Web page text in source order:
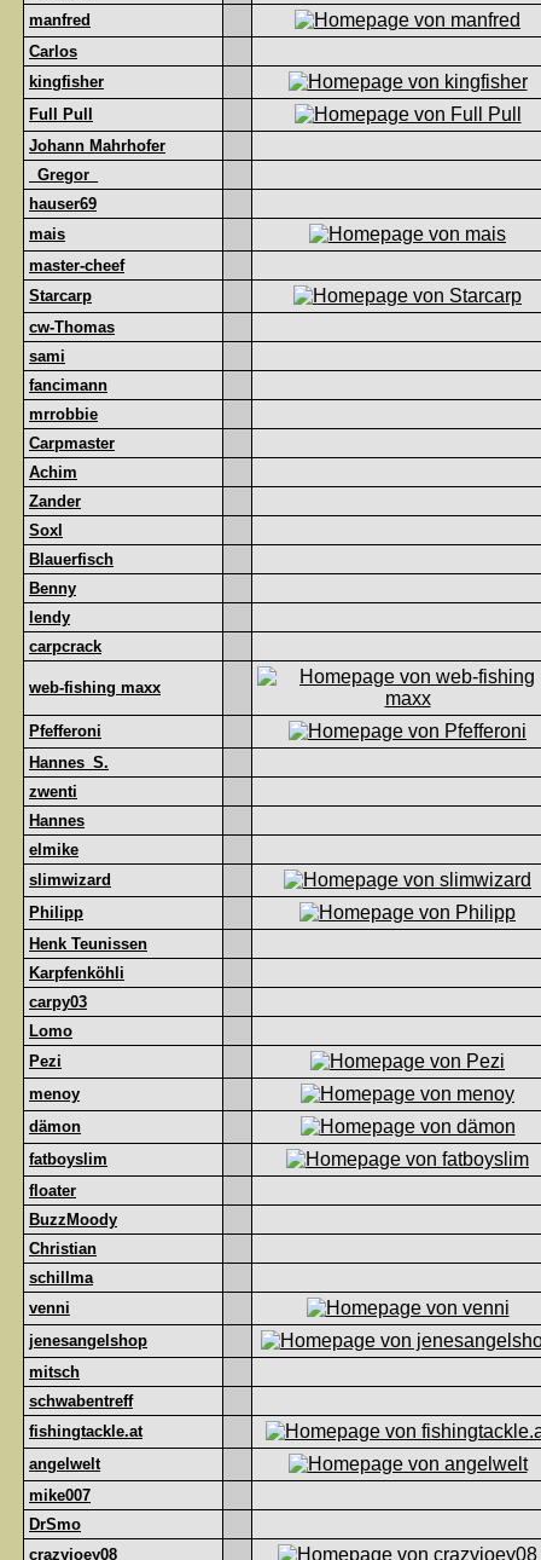
manfred
Carlos
kingfisher
Full Pull
Johann Mahrhofer
_Gregor_
hauser69
mais
master-cheef
Starcarp
cw-Thomas
sami
fancimann
mrrobbie
Carpmaster
Achim
Zander
Soxl
Blauerfisch
Benny
lendy
carpcrack
web-fishing maxx
Pfefferoni
Hannes_S.
zwenti
Hannes
elmike
slimwizard
Philipp
Henk Teunissen
Karpfenköhli
carpy03
Lomo
Pezi
menoy
dämon
fatboyslim
floater
BuzzMoody
Christian
schillma
venni
jenesangelshop
mitsch
schwabentreff
fishingtackle.at
angelwelt
mike007
DrSmo
crazyjoey08